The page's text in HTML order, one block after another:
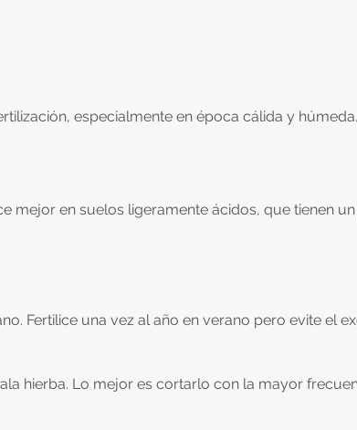
especialmente en época cálida y húmeda.
mejor en suelos ligeramente ácidos, que tienen
Fertilice una vez al año en verano pero evite el
hierba. Lo mejor es cortarlo con la mayor